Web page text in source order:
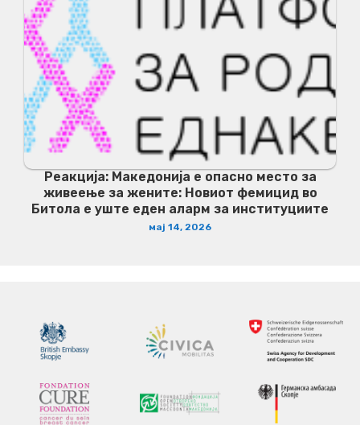
Реакција: Македонија е опасно место за
живеење за жените: Новиот фемицид во
Битола е уште еден аларм за институциите
мај 14, 2026